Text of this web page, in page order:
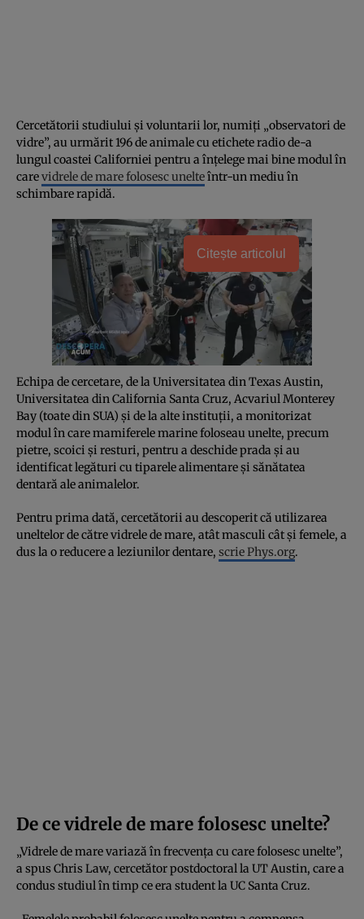
Cercetătorii studiului și voluntarii lor, numiți „observatori de
vidre”, au urmărit 196 de animale cu etichete radio de-a
lungul coastei Californiei pentru a înțelege mai bine modul în
carevidrele de mare folosesc unelteîntr-un mediu în
schimbare rapidă.
Citește articolul
Echipa de cercetare, de la Universitatea din Texas Austin,
Universitatea din California Santa Cruz, Acvariul Monterey
Bay (toate din SUA) și de la alte instituții, a monitorizat
modul în care mamiferele marine foloseau unelte, precum
pietre, scoici și resturi, pentru a deschide prada și au
identificat legături cu tiparele alimentare și sănătatea
dentară ale animalelor.
Pentru prima dată, cercetătorii au descoperit că utilizarea
uneltelor de către vidrele de mare, atât masculi cât și femele, a
dus la o reducere a leziunilor dentare, scrie Phys.org.
De ce vidrele de mare folosesc unelte?
„Vidrele de mare variază în frecvența cu care folosesc unelte”,
a spus Chris Law, cercetător postdoctoral la UT Austin, care a
condus studiul în timp ce era student la UC Santa Cruz.